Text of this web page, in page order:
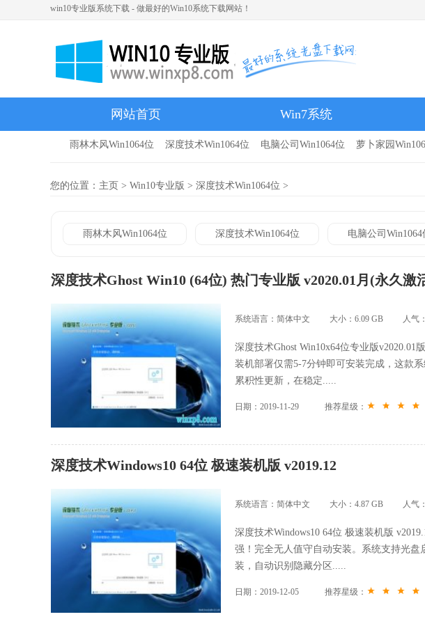
win10专业版系统下载 - 做最好的Win10系统下载网站！
网站首页 Win7系统
雨林木风
雨林木风Win1064位 深度技术Win1064位 电脑公司Win1064位 萝卜家园
您的位置： 主页 > Win10专业版 > 深度技术Win1064位 >
雨林木风Win1064位 深度技术Win1064位 电脑公司Win1064
深度技术Ghost Win10 (64位) 热门专业版 v2020.01月(永久激
系统语言：简体中文 大小：6.09 GB 人气：
深度技术Ghost Win10x64位专业版v2020.01
装机部署仅需5-7分钟即可安装完成，这款
累积性更新，在稳定.....
日期：2019-11-29 推荐星级：
深度技术Windows10 64位 极速装机版 v2019.12
系统语言：简体中文 大小：4.87 GB 人气：
深度技术Windows10 64位 极速装机版
强！完全无人值守自动安装。系统支持光
装，自动识别隐藏分区.....
日期：2019-12-05 推荐星级：